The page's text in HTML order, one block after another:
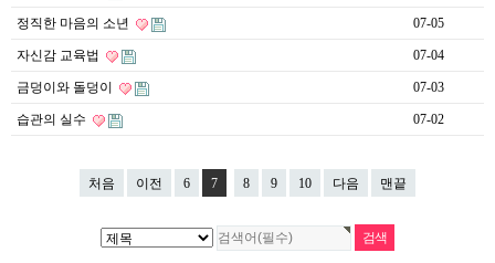
정직한 마음의 소년 07-05
자신감 교육법 07-04
금덩이와 돌덩이 07-03
습관의 실수 07-02
처음 이전 6 7 8 9 10 다음 맨끝